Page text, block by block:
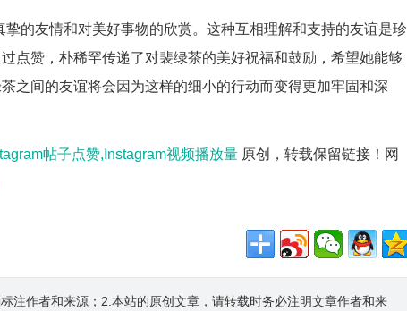
的友情和对美好事物的欣赏。这种互相理解和支持的友谊是珍
点赞，朴稀罕传递了对裴绿茶的美好祝福和鼓励，希望她能够
之间的友谊将会因为这样的细小的行动而变得更加牢固和深
帖子点赞,Instagram视频播放量 原创，转载保留链接！网
注作者和来源；2.本站的原创文章，请转载时务必注明文章作者和来